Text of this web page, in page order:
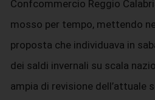
Confcommercio Reggio
mosso per tempo, mettendo
proposta che individuava in
dei saldi invernali su scala
ampia di revisione dell’attuale